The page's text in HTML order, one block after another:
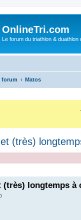
OnlineTri.com
Le forum du triathlon & duathlon
forum Matos
(très)
(très) longtemps à